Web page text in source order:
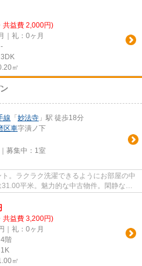
共益費 2,000円)
｜礼：0ヶ月
㎡
線 「 妙法寺 」駅 徒歩18分
区車字潰ノ下
募集中： 1室
。ラクラク洗濯できるようにお部屋の中
平米。魅力的な中古物件。閑静な住
共益費 3,200円)
｜礼：0ヶ月
階
㎡